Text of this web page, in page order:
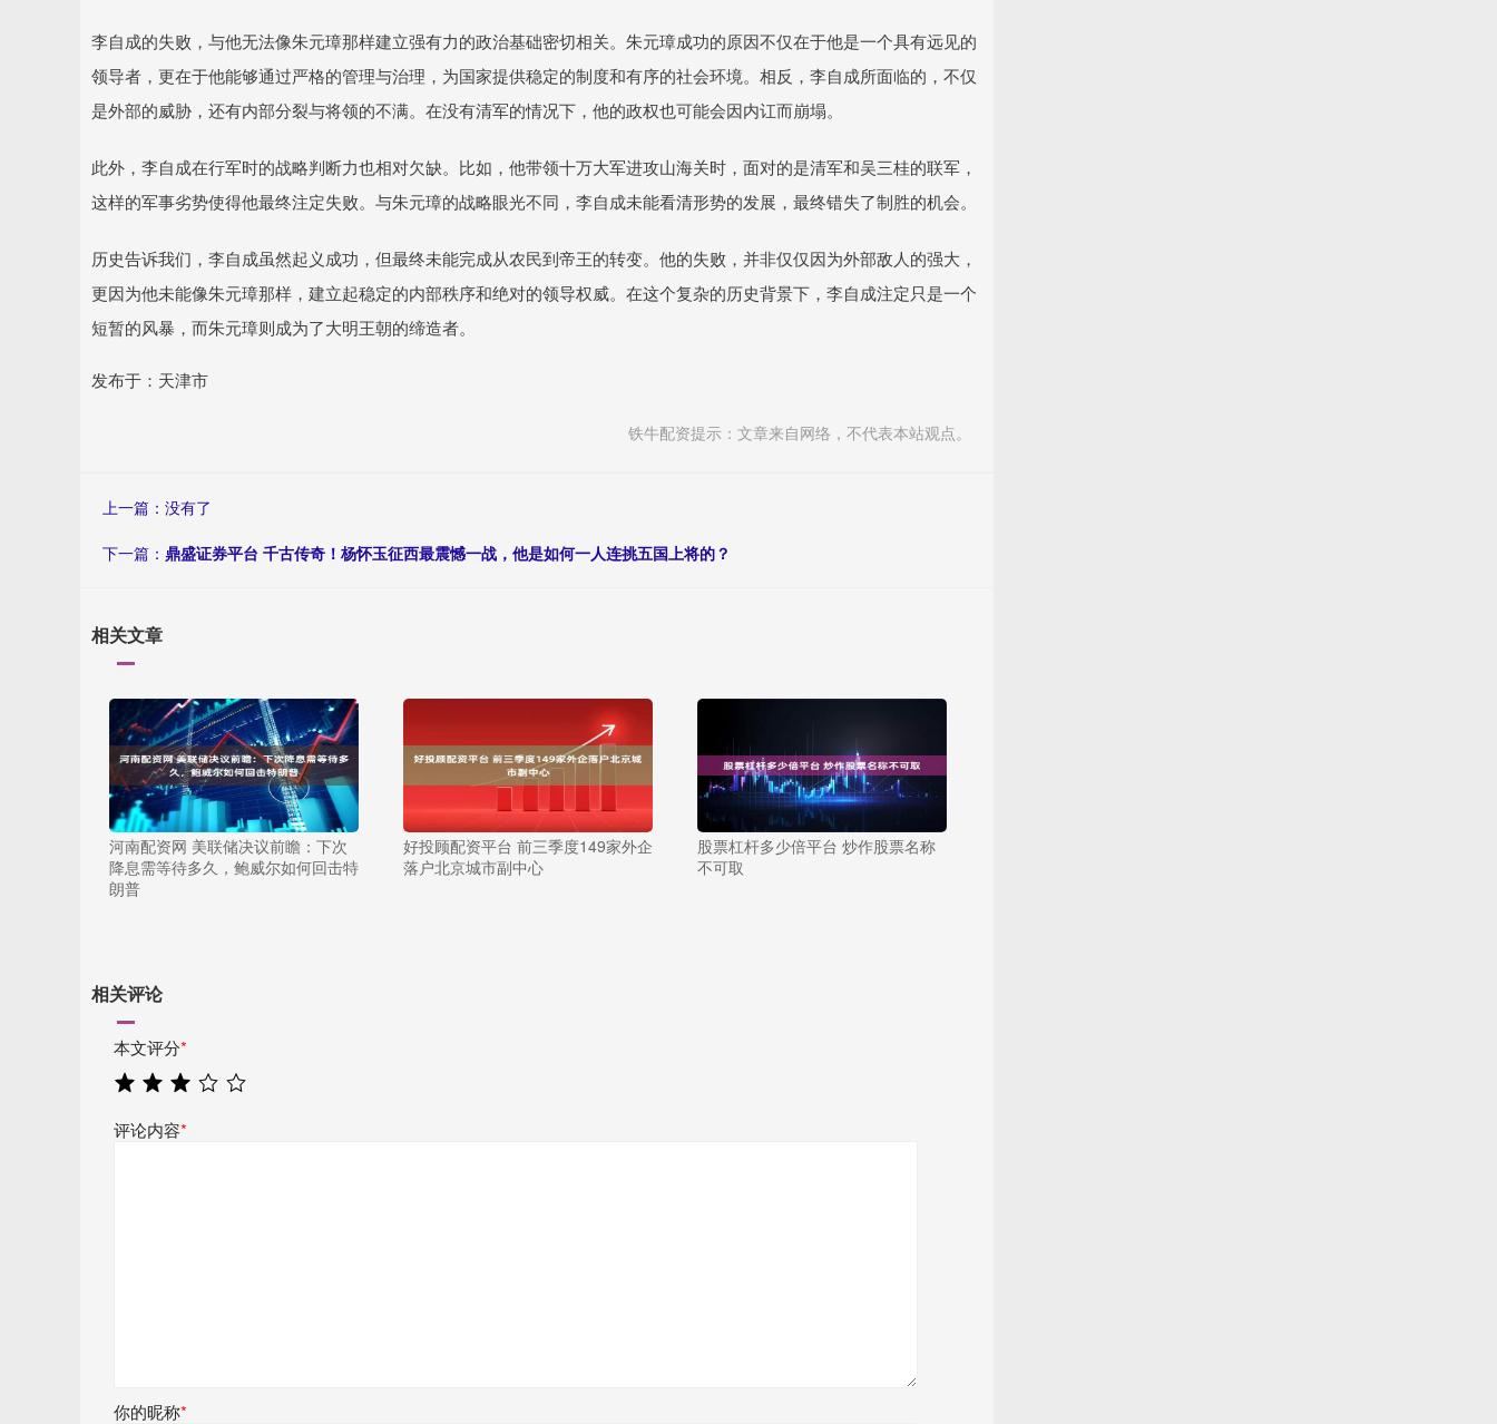
李自成的失败，与他无法像朱元璋那样建立强有力的政治基础密切相关。朱元璋成功的原因不仅在于他是一个具有远见的
领导者，更在于他能够通过严格的管理与治理，为国家提供稳定的制度和有序的社会环境。相反，李自成所面临的，不仅
是外部的威胁，还有内部分裂与将领的不满。在没有清军的情况下，他的政权也可能会因内讧而崩塌。
此外，李自成在行军时的战略判断力也相对欠缺。比如，他带领十万大军进攻山海关时，面对的是清军和吴三桂的联军，
这样的军事劣势使得他最终注定失败。与朱元璋的战略眼光不同，李自成未能看清形势的发展，最终错失了制胜的机会。
历史告诉我们，李自成虽然起义成功，但最终未能完成从农民到帝王的转变。他的失败，并非仅仅因为外部敌人的强大，
更因为他未能像朱元璋那样，建立起稳定的内部秩序和绝对的领导权威。在这个复杂的历史背景下，李自成注定只是一个
短暂的风暴，而朱元璋则成为了大明王朝的缔造者。
发布于：天津市
铁牛配资提示：文章来自网络，不代表本站观点。
上一篇：没有了
下一篇： 鼎盛证券平台 千古传奇！杨怀玉征西最震憾一战，他是如何一人连挑五国上将的？
相关文章
河南配资网 美联储决议前瞻：下次
降息需等待多久，鲍威尔如何回击特
朗普
好投顾配资平台 前三季度149家外企
落户北京城市副中心
股票杠杆多少倍平台 炒作股票名称
不可取
相关评论
本文评分*
评论内容*
你的昵称*